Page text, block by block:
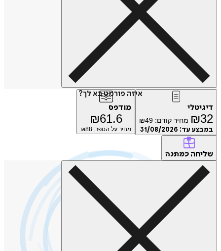
איזה פורמט בא לך?
₪ מחיר קודם: ₪49
עד:31/08/2026
מודפס
₪61.6
מחיר על הספר: ₪88
כמתנה